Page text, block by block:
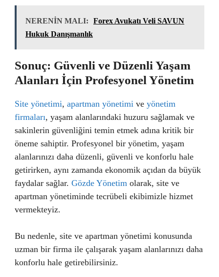
NERENİN MALI:
Forex Avukatı Veli SAVUN
Hukuk Danışmanlık
Sonuç: Güvenli ve Düzenli Yaşam
Alanları İçin Profesyonel Yönetim
Site yönetimi, apartman yönetimi ve yönetim
firmaları, yaşam alanlarındaki huzuru sağlamak ve
sakinlerin güvenliğini temin etmek adına kritik bir
öneme sahiptir. Profesyonel bir yönetim, yaşam
alanlarınızı daha düzenli, güvenli ve konforlu hale
getirirken, aynı zamanda ekonomik açıdan da büyük
faydalar sağlar. Gözde Yönetim olarak, site ve
apartman yönetiminde tecrübeli ekibimizle hizmet
vermekteyiz.
Bu nedenle, site ve apartman yönetimi konusunda
uzman bir firma ile çalışarak yaşam alanlarınızı daha
konforlu hale getirebilirsiniz.